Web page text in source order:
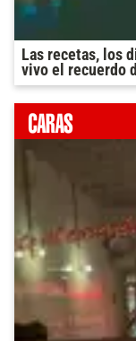
Las recetas, los
vivo el recuerdo